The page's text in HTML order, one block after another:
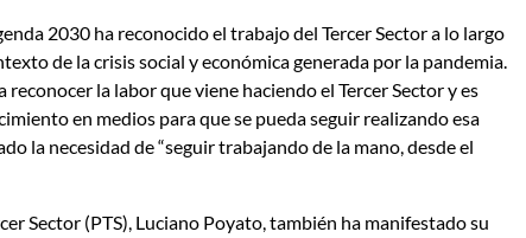
2030 ha reconocido el trabajo del Tercer Sector a lo largo
de la crisis social y económica generada por la pandemia.
reconocer la labor que viene haciendo el Tercer Sector y es
en medios para que se pueda seguir realizando esa
la necesidad de “seguir trabajando de la mano, desde el
Sector (PTS), Luciano Poyato, también ha manifestado su